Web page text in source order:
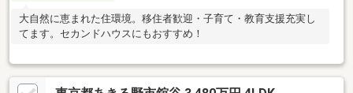
大自然に恵まれた住環境。移住者歓迎・子育て・教育支援充実し
てます。セカンドハウスにもおすすめ！